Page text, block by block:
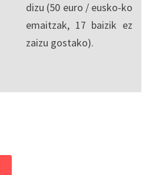
dizu (50 euro / eusko-ko
emaitzak, 17 baizik ez
zaizu gostako).